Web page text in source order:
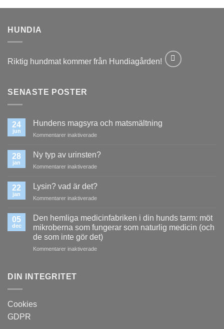
HUNDIA
Riktig hundmat kommer från Hundiagården!
SENASTE POSTER
24
jun
Hundens magsyra och matsmältning
Kommentarer inaktiveradeför
magsyra
matsmältning
28
jan
Ny typ av urinsten?
Kommentarer inaktiveradeför
typ
urinsten?
22
jan
Lysin? vad är det?
Kommentarer inaktiveradeför
vad
det?
05
dec
Den hemliga medicinfabriken i din hunds tarm: möt
mikroberna som fungerar som naturlig medicin (och
de som inte gör det)
Kommentarer inaktiveradeför
DIN INTEGRITET
Cookies
GDPR